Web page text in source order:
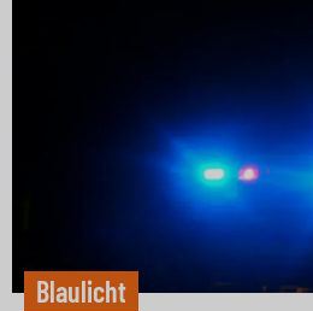
Blaulicht